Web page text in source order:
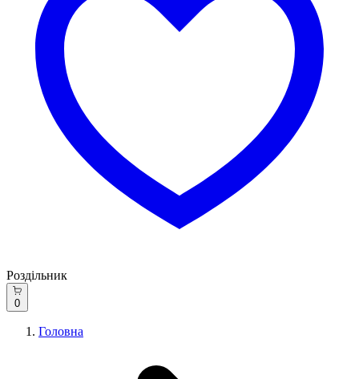
Роздільник
0
Головна